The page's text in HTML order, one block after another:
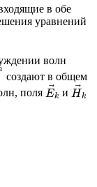
в обе
уравнений
волн
создают в общем
поля E⃗k и H⃗k